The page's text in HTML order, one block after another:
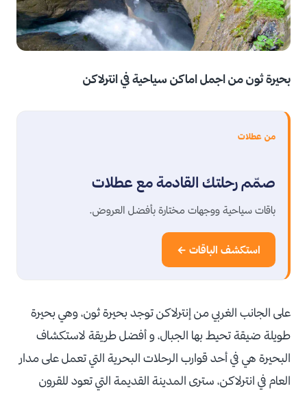
بحيرة ثون من اجمل اماكن سياحية في انترلاكن
من عطلات
صمّم رحلتك القادمة مع عطلات
باقات سياحية ووجهات مختارة بأفضل العروض.
استكشف الباقات ←
على الجانب الغربي من إنترلاكن توجد بحيرة ثون، وهي بحيرة
طويلة ضيقة تحيط بها الجبال، و أفضل طريقة لاستكشاف
البحيرة هي في أحد قوارب الرحلات البحرية التي تعمل على مدار
العام في انترلاكن، سترى المدينة القديمة التي تعود للقرون